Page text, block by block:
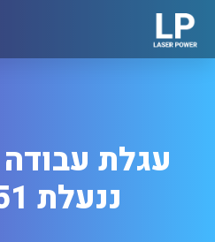
עגלת
ננעלת CH5051